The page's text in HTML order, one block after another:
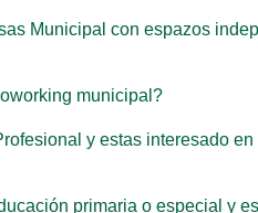
Municipal con espazos
municipal?
y estas interesado en
primaria o especial y